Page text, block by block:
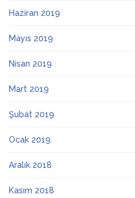
Haziran 2019
Mayıs 2019
Nisan 2019
Mart 2019
Şubat 2019
Ocak 2019
Aralık 2018
Kasım 2018